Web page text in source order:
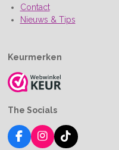
Contact
Nieuws & Tips
Keurmerken
The Socials
F
I
T